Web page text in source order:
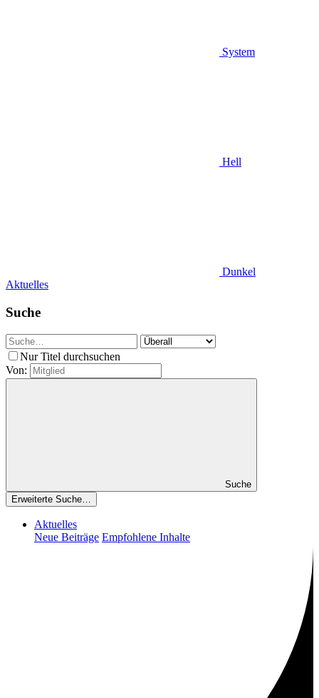
System
Hell
Dunkel
Aktuelles
Suche
Nur Titel durchsuchen
Von:
Suche
Erweiterte Suche…
Aktuelles
Neue Beiträge Empfohlene Inhalte